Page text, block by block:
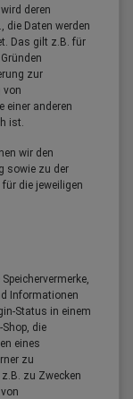
deren
die Daten werden
Das gilt z.B. für
zur
von
einer anderen
ist.
wir den
sowie zu der
die jeweiligen
Informationen
Status in einem
die
eines
zu
zu Zwecken